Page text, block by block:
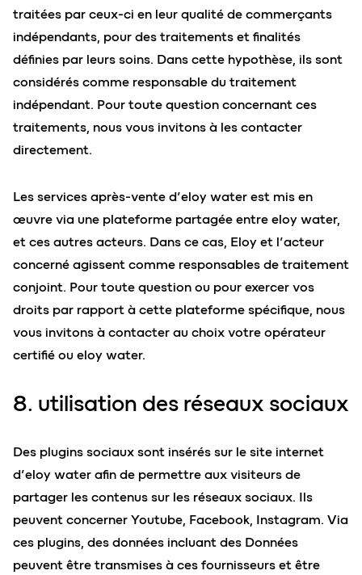
traitées par ceux-ci en leur qualité de commerçants
indépendants, pour des traitements et finalités
définies par leurs soins. Dans cette hypothèse, ils sont
considérés comme responsable du traitement
indépendant. Pour toute question concernant ces
traitements, nous vous invitons à les contacter
directement.
Les services après-vente d’eloy water est mis en
œuvre via une plateforme partagée entre eloy water,
et ces autres acteurs. Dans ce cas, Eloy et l’acteur
concerné agissent comme responsables de traitement
conjoint. Pour toute question ou pour exercer vos
droits par rapport à cette plateforme spécifique, nous
vous invitons à contacter au choix votre opérateur
certifié ou eloy water.
8. utilisation des réseaux sociaux
Des plugins sociaux sont insérés sur le site internet
d’eloy water afin de permettre aux visiteurs de
partager les contenus sur les réseaux sociaux. Ils
peuvent concerner Youtube, Facebook, Instagram. Via
ces plugins, des données incluant des Données
peuvent être transmises à ces fournisseurs et être